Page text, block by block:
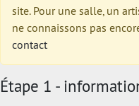
site. Pour une salle, un
ne connaissons pas
contact
Étape 1 -